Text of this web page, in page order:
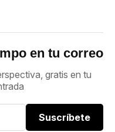
en tu correo
gratis en tu
Suscríbete